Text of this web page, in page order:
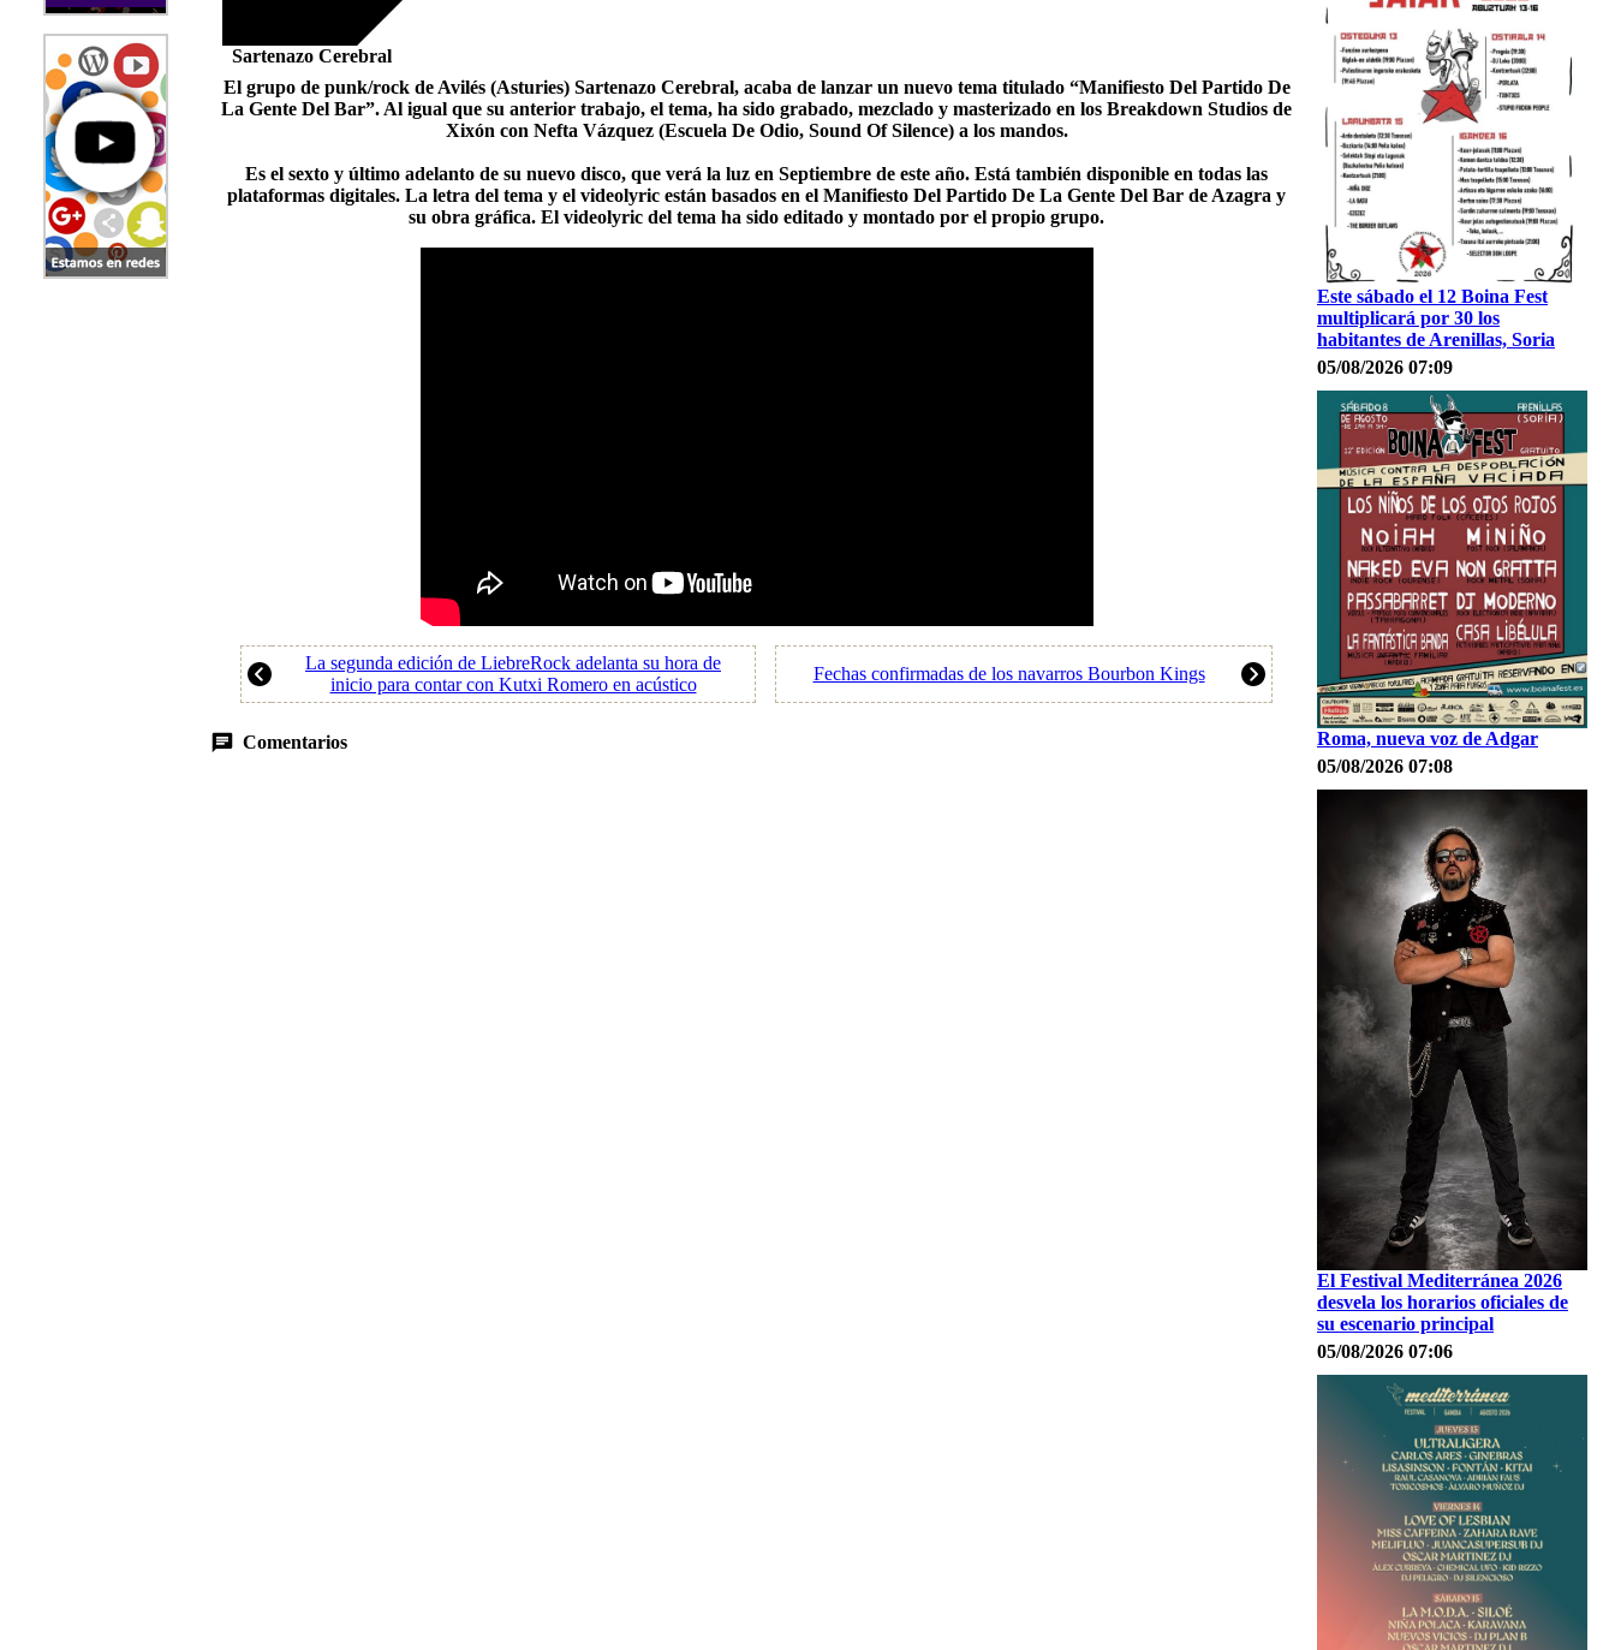
Sartenazo Cerebral
El grupo de punk/rock de Avilés (Asturies) Sartenazo Cerebral, acaba de lanzar un nuevo tema titulado “Manifiesto Del Partido De
La Gente Del Bar”. Al igual que su anterior trabajo, el tema, ha sido grabado, mezclado y masterizado en los Breakdown Studios de
Xixón con Nefta Vázquez (Escuela De Odio, Sound Of Silence) a los mandos.
Es el sexto y último adelanto de su nuevo disco, que verá la luz en Septiembre de este año. Está también disponible en todas las
plataformas digitales. La letra del tema y el videolyric están basados en el Manifiesto Del Partido De La Gente Del Bar de Azagra y
su obra gráfica. El videolyric del tema ha sido editado y montado por el propio grupo.
La segunda edición de LiebreRock adelanta su hora de
inicio para contar con Kutxi Romero en acústico
Fechas confirmadas de los navarros Bourbon Kings
Comentarios
Este sábado el 12 Boina Fest
multiplicará por 30 los
habitantes de Arenillas, Soria
05/08/2026 07:09
Roma, nueva voz de Adgar
05/08/2026 07:08
El Festival Mediterránea 2026
desvela los horarios oficiales de
su escenario principal
05/08/2026 07:06